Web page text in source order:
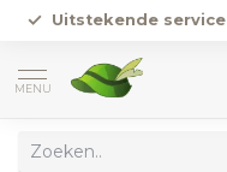
Uitstekende service
MENU